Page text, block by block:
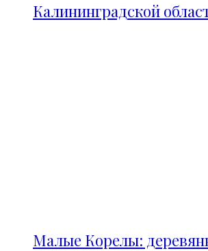
Калининградской
Малые Корелы: